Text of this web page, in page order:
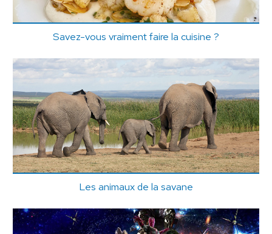
Savez-vous vraiment faire la cuisine ?
Les animaux de la savane